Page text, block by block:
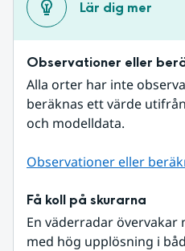
Lär dig mer
Observationer eller
Alla orter har inte
beräknas ett värde
och modelldata.
Observationer eller
Få koll på skurarna
En väderradar
med hög upplösning i